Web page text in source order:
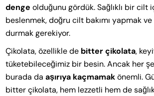
denge olduğunu gördük. Sağlıklı bir cilt
beslenmek, doğru cilt bakımı yapmak
durmak gerekiyor.
Çikolata, özellikle de bitter çikolata,
tüketebileceğimiz bir besin. Ancak her
burada daaşırıya kaçmamakönemli.
bitter çikolata, hem lezzetli hem de